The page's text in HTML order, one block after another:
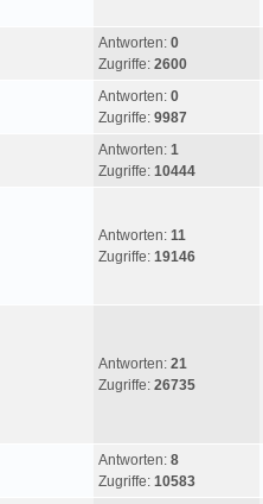
Antworten: 0
Zugriffe: 2600
Antworten: 0
Zugriffe: 9987
Antworten: 1
Zugriffe: 10444
Antworten: 11
Zugriffe: 19146
Antworten: 21
Zugriffe: 26735
Antworten: 8
Zugriffe: 10583